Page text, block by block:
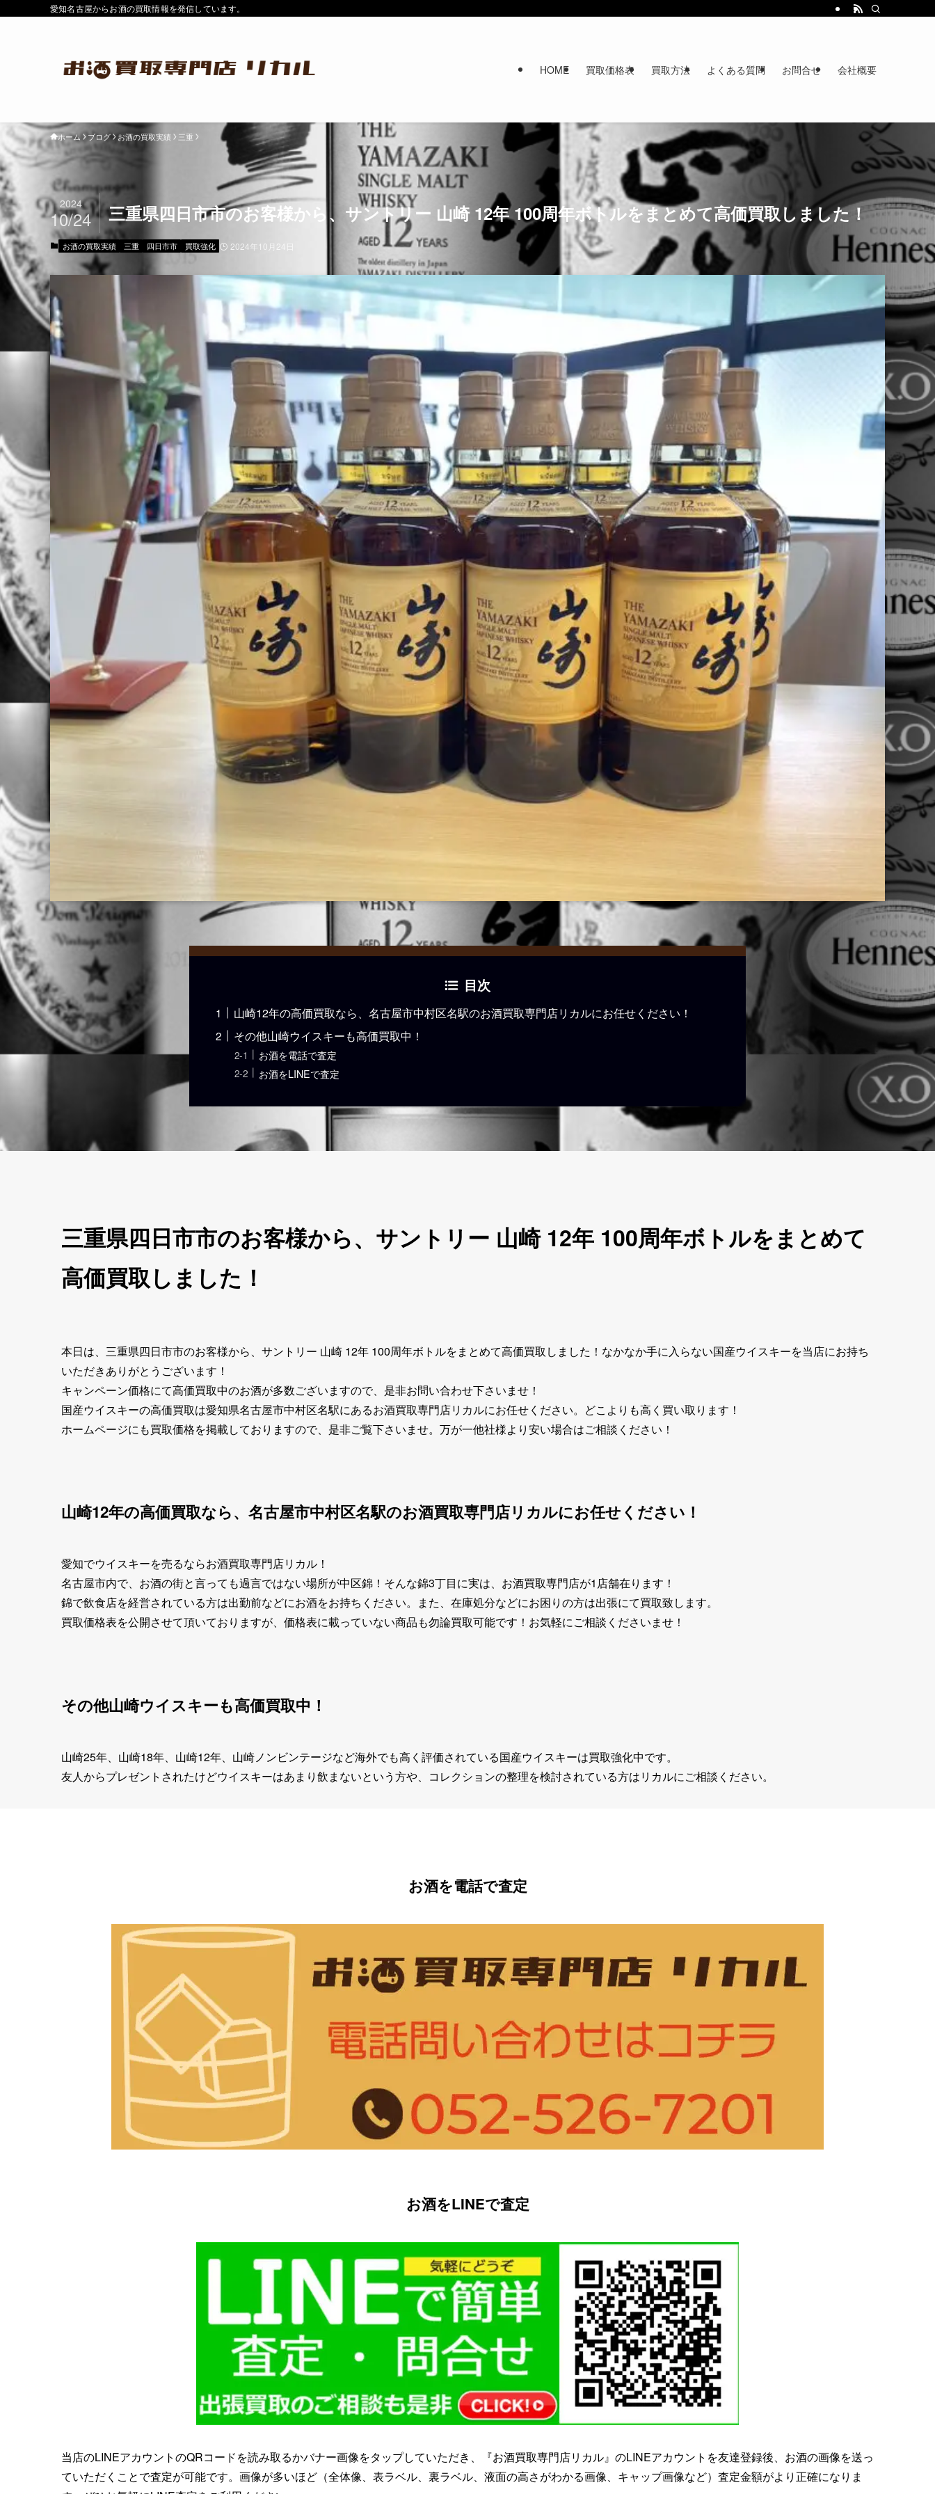
愛知名古屋からお酒の買取情報を発信しています。
HOME 買取価格表 買取方法 よくある質問 お問合せ 会社概要
ホーム ブログ お酒の買取実績 三重
三重県四日市市のお客様から、サントリー 山崎 12年 100周年ボトルをまとめて高価買取しました！
2024
10/24
お酒の買取実績 三重 四日市市 買取強化 2024年10月24日
目次
山崎12年の高価買取なら、名古屋市中村区名駅のお酒買取専門店リカルにお任せください！
その他山崎ウイスキーも高価買取中！
お酒を電話で査定
お酒をLINEで査定
三重県四日市市のお客様から、サントリー 山崎 12年 100周年ボトルをまとめて
高価買取しました！
本日は、三重県四日市市のお客様から、サントリー 山崎 12年 100周年ボトルをまとめて高価買取しました！なかなか手に入らない国産ウイスキーを当店にお持ち
いただきありがとうございます！
キャンペーン価格にて高価買取中のお酒が多数ございますので、是非お問い合わせ下さいませ！
国産ウイスキーの高価買取は愛知県名古屋市中村区名駅にあるお酒買取専門店リカルにお任せください。どこよりも高く買い取ります！
ホームページにも買取価格を掲載しておりますので、是非ご覧下さいませ。万が一他社様より安い場合はご相談ください！
山崎12年の高価買取なら、名古屋市中村区名駅のお酒買取専門店リカルにお任せください！
愛知でウイスキーを売るならお酒買取専門店リカル！
名古屋市内で、お酒の街と言っても過言ではない場所が中区錦！そんな錦3丁目に実は、お酒買取専門店が1店舗在ります！
錦で飲食店を経営されている方は出勤前などにお酒をお持ちください。また、在庫処分などにお困りの方は出張にて買取致します。
買取価格表を公開させて頂いておりますが、価格表に載っていない商品も勿論買取可能です！お気軽にご相談くださいませ！
その他山崎ウイスキーも高価買取中！
山崎25年、山崎18年、山崎12年、山崎ノンビンテージなど海外でも高く評価されている国産ウイスキーは買取強化中です。
友人からプレゼントされたけどウイスキーはあまり飲まないという方や、コレクションの整理を検討されている方はリカルにご相談ください。
お酒を電話で査定
お酒をLINEで査定
当店のLINEアカウントのQRコードを読み取るかバナー画像をタップしていただき、『お酒買取専門店リカル』のLINEアカウントを友達登録後、お酒の画像を送っ
ていただくことで査定が可能です。画像が多いほど（全体像、表ラベル、裏ラベル、液面の高さがわかる画像、キャップ画像など）査定金額がより正確になりま